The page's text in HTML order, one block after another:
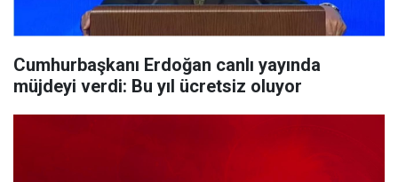
Cumhurbaşkanı Erdoğan canlı yayında
müjdeyi verdi: Bu yıl ücretsiz oluyor